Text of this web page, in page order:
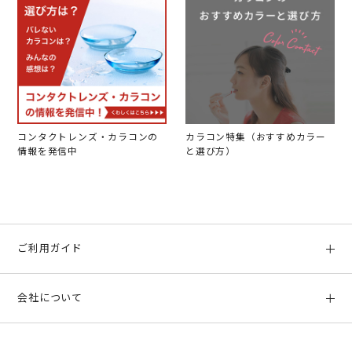
コンタクトレンズ・カラコンの
情報を発信中
カラコン特集（おすすめカラー
と選び方）
ご利用ガイド
会社について